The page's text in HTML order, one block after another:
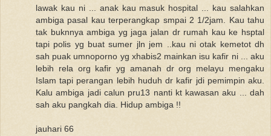
lawak kau ni ... anak kau masuk hospital ... kau salahkan
ambiga pasal kau terperangkap smpai 2 1/2jam. Kau tahu
tak buknnya ambiga yg jaga jalan dr rumah kau ke hsptal
tapi polis yg buat sumer jln jem ..kau ni otak kemetot dh
sah puak umnoporno yg xhabis2 mainkan isu kafir ni ... aku
lebih rela org kafir yg amanah dr org melayu mengaku
Islam tapi perangan lebih huduh dr kafir jdi pemimpin aku.
Kalu ambiga jadi calun pru13 nanti kt kawasan aku ... dah
sah aku pangkah dia. Hidup ambiga !!
jauhari 66